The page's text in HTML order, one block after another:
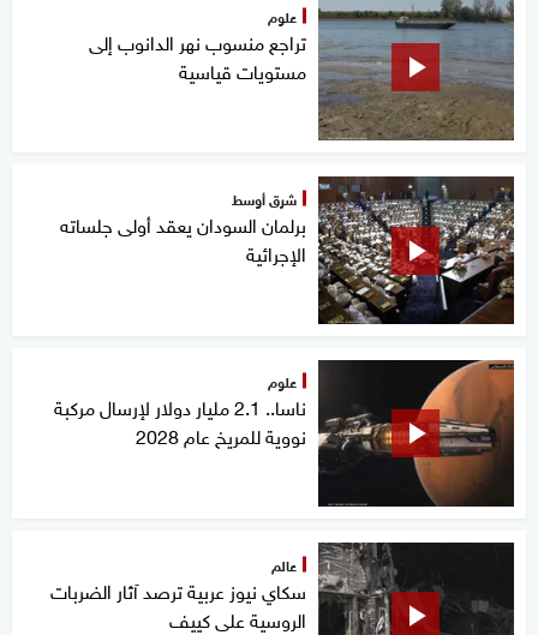
علوم
تراجع منسوب نهر الدانوب إلى
مستويات قياسية
شرق أوسط
برلمان السودان يعقد أولى جلساته
الإجرائية
علوم
ناسا.. 2.1 مليار دولار لإرسال مركبة
نووية للمريخ عام 2028
عالم
سكاي نيوز عربية ترصد آثار الضربات
الروسية على كييف